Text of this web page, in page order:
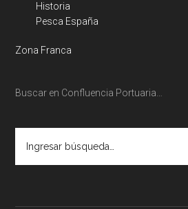
Historia
Pesca España
Zona Franca
Buscar en Confluencia Portuaria…
búsqueda…